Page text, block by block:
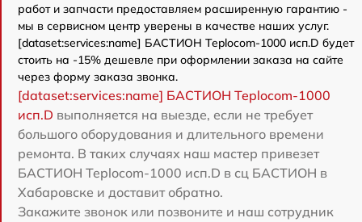
работ и запчасти предоставляем расширенную гарантию -
мы в сервисном центр уверены в качестве наших услуг.
[dataset:services:name] БАСТИОН Teplocom-1000 исп.D будет
стоить на -15% дешевле при оформлении заказа на сайте
через форму заказа звонка.
[dataset:services:name] БАСТИОН Teplocom-1000
исп.D выполняется на выезде, если не требует
большого оборудования и длительного времени
ремонта. В таких случаях наш мастер привезет
БАСТИОН Teplocom-1000 исп.D в сц БАСТИОН в
Хабаровске и доставит обратно.
Закажите звонок или позвоните и наш сотрудник